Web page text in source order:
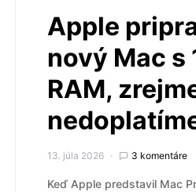
Apple
nový Mac s
RAM,
13. júla 2026 3 komentáre
Keď Apple predstavil Mac